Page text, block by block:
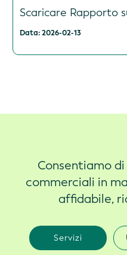
Scaricare Rapporto
Data: 2026-02-13
Consentiamo
commerciali in
affidabile,
Servizi